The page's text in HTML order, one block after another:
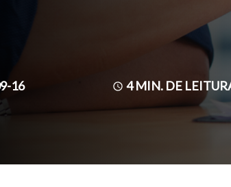
16 4MIN. DE